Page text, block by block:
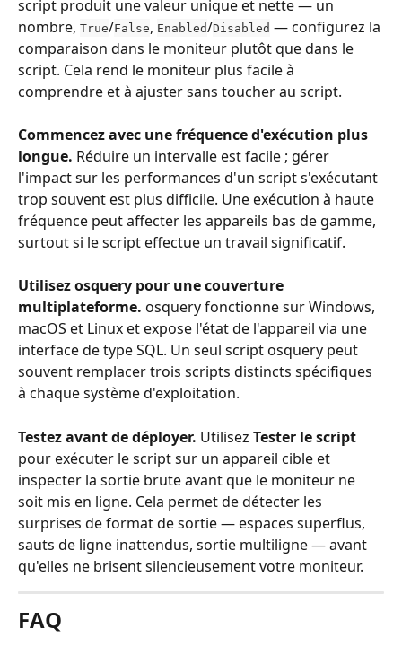
script produit une valeur unique et nette — un
nombre, True/False, Enabled/Disabled — configurez la
comparaison dans le moniteur plutôt que dans le
script. Cela rend le moniteur plus facile à
comprendre et à ajuster sans toucher au script.
Commencez avec une fréquence d'exécution plus
longue. Réduire un intervalle est facile ; gérer
l'impact sur les performances d'un script s'exécutant
trop souvent est plus difficile. Une exécution à haute
fréquence peut affecter les appareils bas de gamme,
surtout si le script effectue un travail significatif.
Utilisez osquery pour une couverture
multiplateforme. osquery fonctionne sur Windows,
macOS et Linux et expose l'état de l'appareil via une
interface de type SQL. Un seul script osquery peut
souvent remplacer trois scripts distincts spécifiques
à chaque système d'exploitation.
Testez avant de déployer. Utilisez Tester le script
pour exécuter le script sur un appareil cible et
inspecter la sortie brute avant que le moniteur ne
soit mis en ligne. Cela permet de détecter les
surprises de format de sortie — espaces superflus,
sauts de ligne inattendus, sortie multiligne — avant
qu'elles ne brisent silencieusement votre moniteur.
FAQ